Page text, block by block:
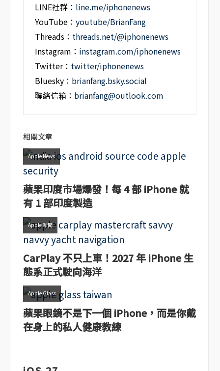
LINE社群： line.me/iphonenews
YouTube：youtube/BrianFang
Threads： threads.net/@iphonenews
Instagram： instagram.com/iphonenews
Twitter： twitter/iphonenews
Bluesky： brianfang.bsky.social
聯絡信箱： brianfang@outlook.com
相關文章
Apple News
蘋果印度市場爆發！每 4 部 iPhone 就
有 1 部印度製造
Apple 新聞
CarPlay 不只上車！2027 年 iPhone 生
態系正式駛向海洋
Apple Glass
蘋果眼鏡不是下一個 iPhone，而是你戴
在身上的私人健康教練